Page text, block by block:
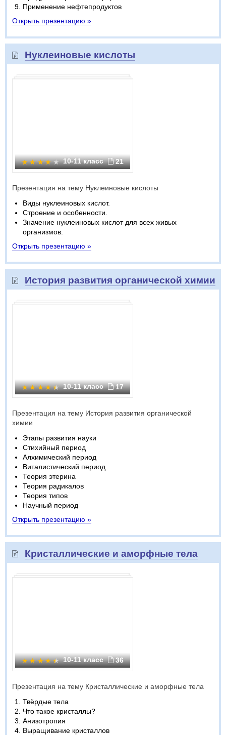
Применение нефтепродуктов
Открыть презентацию »
Нуклеиновые кислоты
10-11 класс 21
Презентация на тему Нуклеиновые кислоты
Виды нуклеиновых кислот.
Строение и особенности.
Значение нуклеиновых кислот для всех живых
организмов.
Открыть презентацию »
История развития органической химии
10-11 класс 17
Презентация на тему История развития органической
химии
Этапы развития науки
Стихийный период
Алхимический период
Виталистический период
Теория этерина
Теория радикалов
Теория типов
Научный период
Открыть презентацию »
Кристаллические и аморфные тела
10-11 класс 36
Презентация на тему Кристаллические и аморфные тела
Твёрдые тела
Что такое кристаллы?
Анизотропия
Выращивание кристаллов